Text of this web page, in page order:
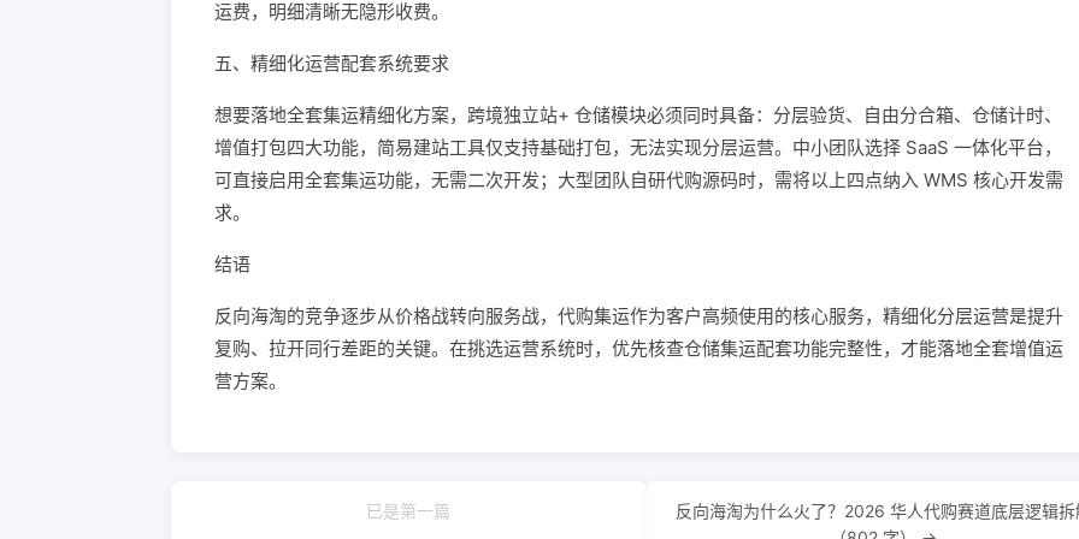
运费，明细清晰无隐形收费。
五、精细化运营配套系统要求
想要落地全套集运精细化方案，跨境独立站+ 仓储模块必须同时具备：分层验货、自由分合箱、仓储计时、
增值打包四大功能，简易建站工具仅支持基础打包，无法实现分层运营。中小团队选择 SaaS 一体化平台，
可直接启用全套集运功能，无需二次开发；大型团队自研代购源码时，需将以上四点纳入 WMS 核心开发需
求。
结语
反向海淘的竞争逐步从价格战转向服务战，代购集运作为客户高频使用的核心服务，精细化分层运营是提升
复购、拉开同行差距的关键。在挑选运营系统时，优先核查仓储集运配套功能完整性，才能落地全套增值运
营方案。
已是第一篇
反向海淘为什么火了？2026 华人代购赛道底层逻辑拆